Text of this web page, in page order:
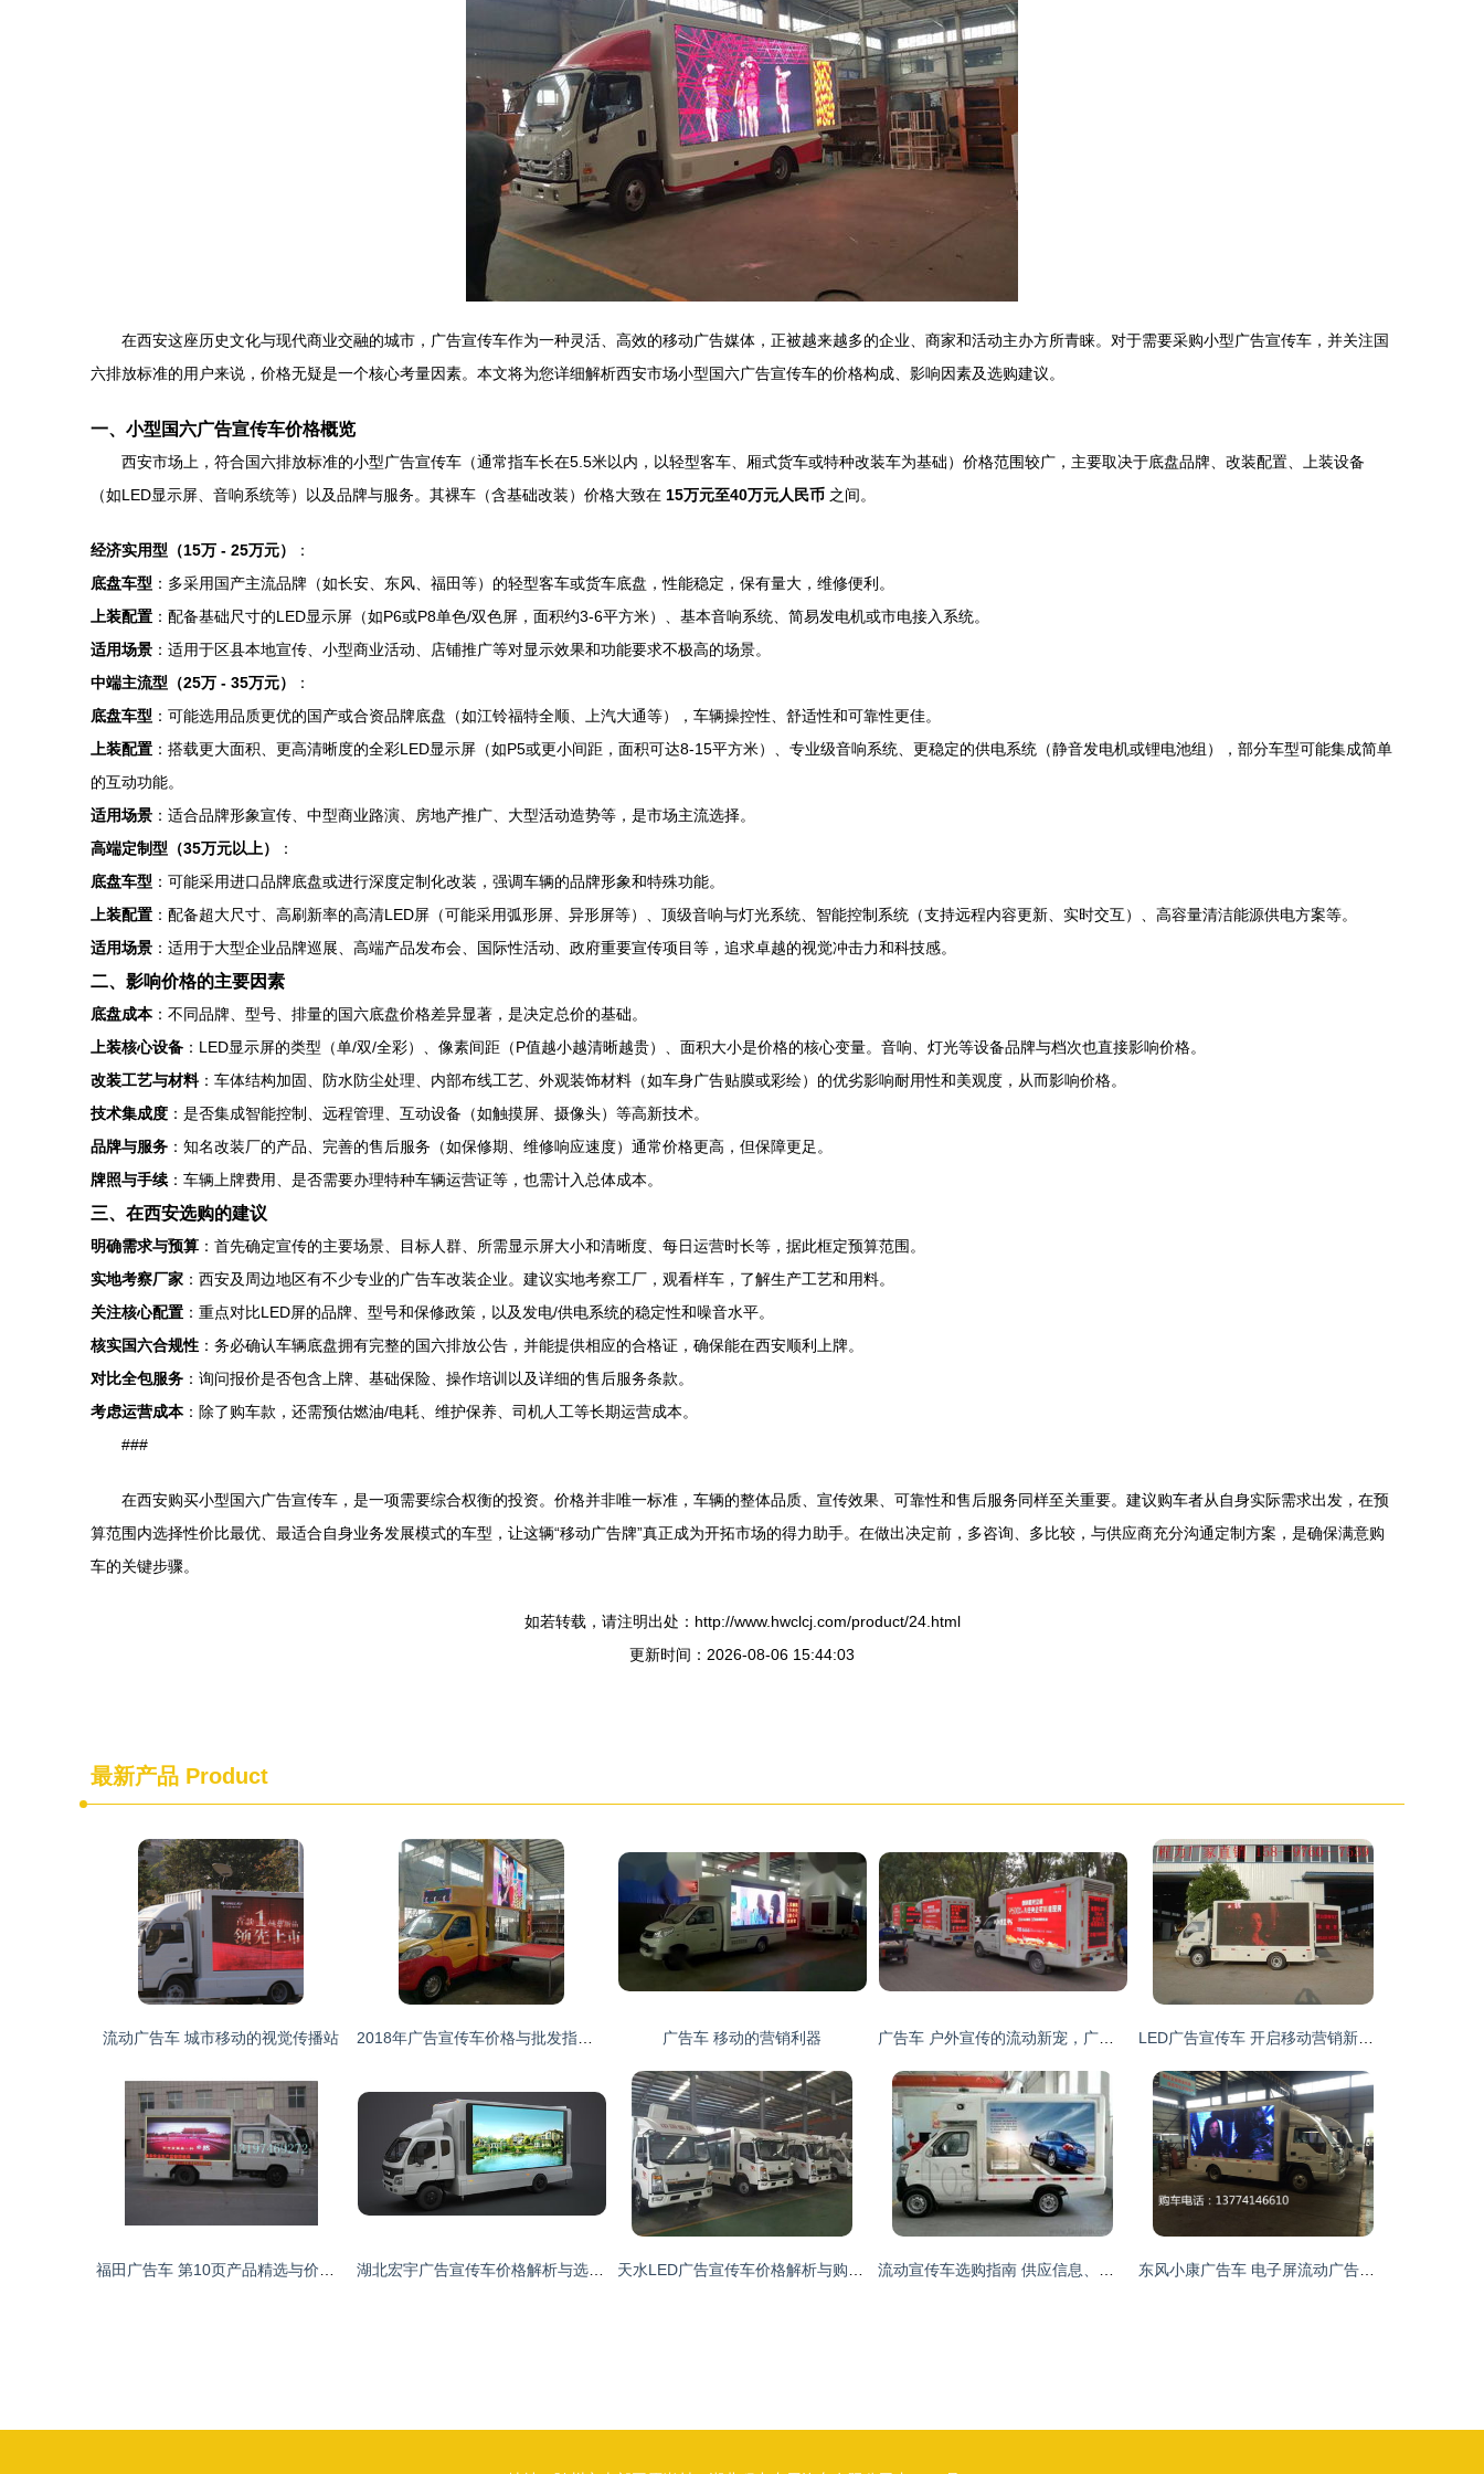
在西安这座历史文化与现代商业交融的城市，广告宣传车作为一种灵活、高效的移动广告媒体，正被越来越多的企业、商家和活动主办方所青睐。对于需要采购小型广告宣传车，并关注国
六排放标准的用户来说，价格无疑是一个核心考量因素。本文将为您详细解析西安市场小型国六广告宣传车的价格构成、影响因素及选购建议。
一、小型国六广告宣传车价格概览
西安市场上，符合国六排放标准的小型广告宣传车（通常指车长在5.5米以内，以轻型客车、厢式货车或特种改装车为基础）价格范围较广，主要取决于底盘品牌、改装配置、上装设备
（如LED显示屏、音响系统等）以及品牌与服务。其裸车（含基础改装）价格大致在 15万元至40万元人民币 之间。
经济实用型（15万 - 25万元）
：
底盘车型 ：多采用国产主流品牌（如长安、东风、福田等）的轻型客车或货车底盘，性能稳定，保有量大，维修便利。
上装配置 ：配备基础尺寸的LED显示屏（如P6或P8单色/双色屏，面积约3-6平方米）、基本音响系统、简易发电机或市电接入系统。
适用场景 ：适用于区县本地宣传、小型商业活动、店铺推广等对显示效果和功能要求不极高的场景。
中端主流型（25万 - 35万元）
：
底盘车型 ：可能选用品质更优的国产或合资品牌底盘（如江铃福特全顺、上汽大通等），车辆操控性、舒适性和可靠性更佳。
上装配置 ：搭载更大面积、更高清晰度的全彩LED显示屏（如P5或更小间距，面积可达8-15平方米）、专业级音响系统、更稳定的供电系统（静音发电机或锂电池组），部分车型可能集成简单
的互动功能。
适用场景 ：适合品牌形象宣传、中型商业路演、房地产推广、大型活动造势等，是市场主流选择。
高端定制型（35万元以上）
：
底盘车型 ：可能采用进口品牌底盘或进行深度定制化改装，强调车辆的品牌形象和特殊功能。
上装配置 ：配备超大尺寸、高刷新率的高清LED屏（可能采用弧形屏、异形屏等）、顶级音响与灯光系统、智能控制系统（支持远程内容更新、实时交互）、高容量清洁能源供电方案等。
适用场景 ：适用于大型企业品牌巡展、高端产品发布会、国际性活动、政府重要宣传项目等，追求卓越的视觉冲击力和科技感。
二、影响价格的主要因素
底盘成本：不同品牌、型号、排量的国六底盘价格差异显著，是决定总价的基础。
上装核心设备 ：LED显示屏的类型（单/双/全彩）、像素间距（P值越小越清晰越贵）、面积大小是价格的核心变量。音响、灯光等设备品牌与档次也直接影响价格。
改装工艺与材料：车体结构加固、防水防尘处理、内部布线工艺、外观装饰材料（如车身广告贴膜或彩绘）的优劣影响耐用性和美观度，从而影响价格。
技术集成度 ：是否集成智能控制、远程管理、互动设备（如触摸屏、摄像头）等高新技术。
品牌与服务 ：知名改装厂的产品、完善的售后服务（如保修期、维修响应速度）通常价格更高，但保障更足。
牌照与手续：车辆上牌费用、是否需要办理特种车辆运营证等，也需计入总体成本。
三、在西安选购的建议
明确需求与预算 ：首先确定宣传的主要场景、目标人群、所需显示屏大小和清晰度、每日运营时长等，据此框定预算范围。
实地考察厂家 ：西安及周边地区有不少专业的广告车改装企业。建议实地考察工厂，观看样车，了解生产工艺和用料。
关注核心配置 ：重点对比LED屏的品牌、型号和保修政策，以及发电/供电系统的稳定性和噪音水平。
核实国六合规性 ：务必确认车辆底盘拥有完整的国六排放公告，并能提供相应的合格证，确保能在西安顺利上牌。
对比全包服务 ：询问报价是否包含上牌、基础保险、操作培训以及详细的售后服务条款。
考虑运营成本：除了购车款，还需预估燃油/电耗、维护保养、司机人工等长期运营成本。
###
在西安购买小型国六广告宣传车，是一项需要综合权衡的投资。价格并非唯一标准，车辆的整体品质、宣传效果、可靠性和售后服务同样至关重要。建议购车者从自身实际需求出发，在预
算范围内选择性价比最优、最适合自身业务发展模式的车型，让这辆“移动广告牌”真正成为开拓市场的得力助手。在做出决定前，多咨询、多比较，与供应商充分沟通定制方案，是确保满意购
车的关键步骤。
如若转载，请注明出处：http://www.hwclcj.com/product/24.html
更新时间：2026-08-06 15:44:03
最新产品 Product
流动广告车 城市移动的视觉传播站 广告车 移动的营销利器